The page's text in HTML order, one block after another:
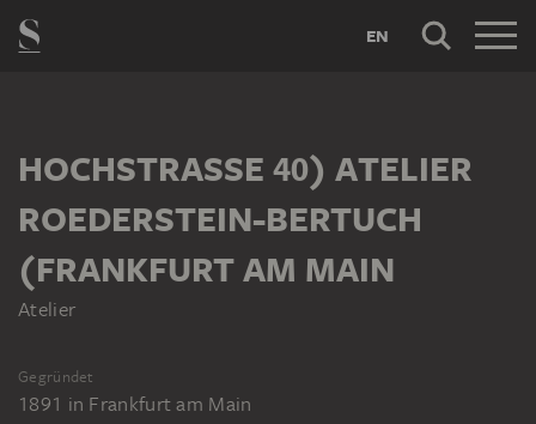
EN
HOCHSTRASSE 40) ATELIER R
OEDERSTEIN-BERTUCH (
FRANKFURT AM MAIN
Atelier
Gegründet
1891 in Frankfurt am Main